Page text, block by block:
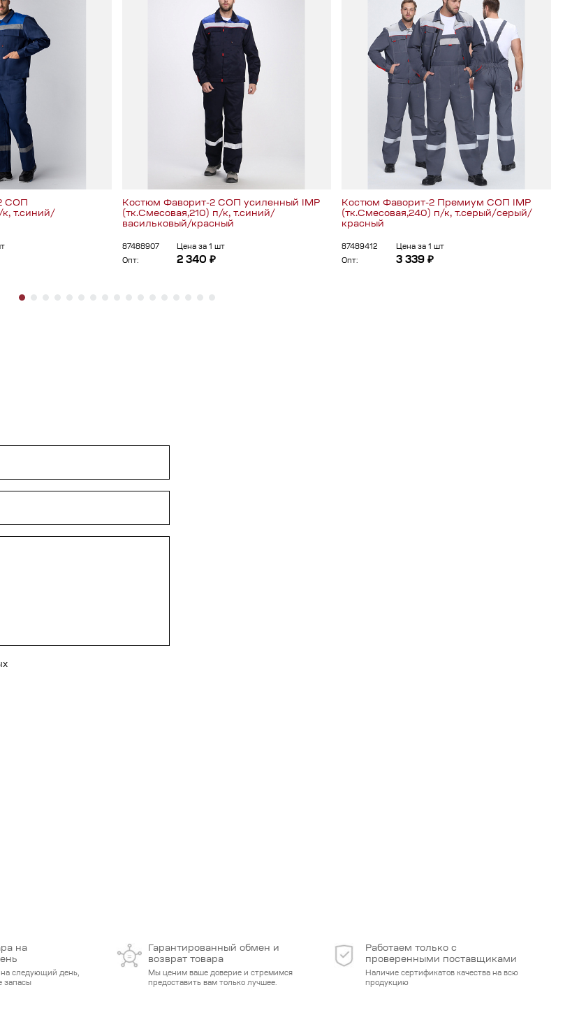
СОП
т.синий/
Костюм Фаворит-2 СОП усиленный IMP
(тк.Смесовая,210) п/к, т.синий/
васильковый/красный
87488907
Цена за 1 шт
Опт:
2 340 ₽
Костюм Фаворит-2 Премиум СОП IMP
(тк.Смесовая,240) п/к, т.серый/серый/
красный
87489412
Цена за 1 шт
Опт:
3 339 ₽
на
на следующий день,
запасы
Гарантированный обмен и
возврат товара
Мы ценим ваше доверие и стремимся
предоставить вам только лучшее.
Работаем только с
проверенными поставщиками
Наличие сертификатов качества на всю
продукцию